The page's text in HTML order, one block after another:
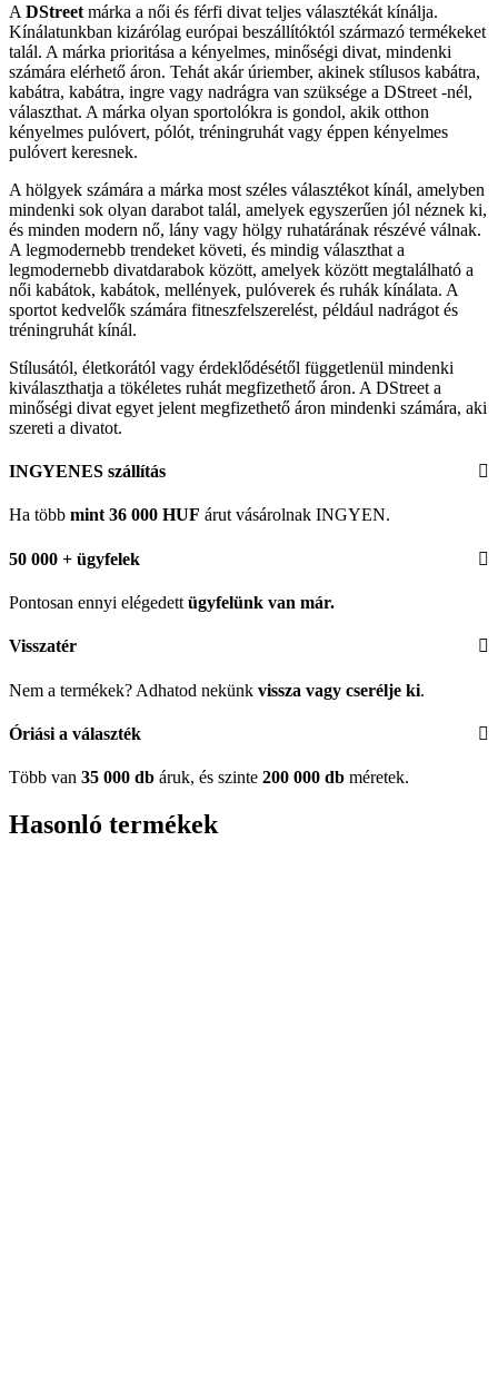
A DStreet márka a női és férfi divat teljes választékát kínálja.
Kínálatunkban kizárólag európai beszállítóktól származó termékeket
talál. A márka prioritása a kényelmes, minőségi divat, mindenki
számára elérhető áron. Tehát akár úriember, akinek stílusos kabátra,
kabátra, kabátra, ingre vagy nadrágra van szüksége a DStreet -nél,
választhat. A márka olyan sportolókra is gondol, akik otthon
kényelmes pulóvert, pólót, tréningruhát vagy éppen kényelmes
pulóvert keresnek.
A hölgyek számára a márka most széles választékot kínál, amelyben
mindenki sok olyan darabot talál, amelyek egyszerűen jól néznek ki,
és minden modern nő, lány vagy hölgy ruhatárának részévé válnak.
A legmodernebb trendeket követi, és mindig választhat a
legmodernebb divatdarabok között, amelyek között megtalálható a
női kabátok, kabátok, mellények, pulóverek és ruhák kínálata. A
sportot kedvelők számára fitneszfelszerelést, például nadrágot és
tréningruhát kínál.
Stílusától, életkorától vagy érdeklődésétől függetlenül mindenki
kiválaszthatja a tökéletes ruhát megfizethető áron. A DStreet a
minőségi divat egyet jelent megfizethető áron mindenki számára, aki
szereti a divatot.
INGYENES szállítás
Ha több mint 36 000 HUF árut vásárolnak INGYEN.
50 000 + ügyfelek
Pontosan ennyi elégedett ügyfelünk van már.
Visszatér
Nem a termékek? Adhatod nekünk vissza vagy cserélje ki.
Óriási a választék
Több van 35 000 db áruk, és szinte 200 000 db méretek.
Hasonló termékek